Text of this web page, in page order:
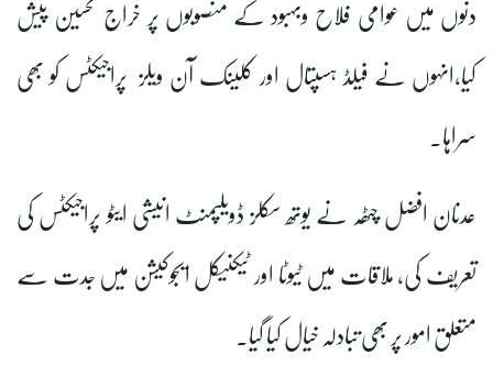
دنوں میں عوامی فلاح وبہبود کے منصوبوں پر خراج تحسین پیش
کیا،انہوں نے فیلڈ ہسپتال اور کلینک آن ویلز پراجیکٹس کو بھی
سراہا۔
عدنان افضل چٹھہ نے یوتھ سکلز ڈویلپمنٹ انیشی ایٹو پراجیکٹس کی
تعریف کی، ملاقات میں ٹیوٹا اور ٹیکنیکل ایجوکیشن میں جدت سے
متعلق امور پر بھی تبادلہ خیال کیا گیا۔